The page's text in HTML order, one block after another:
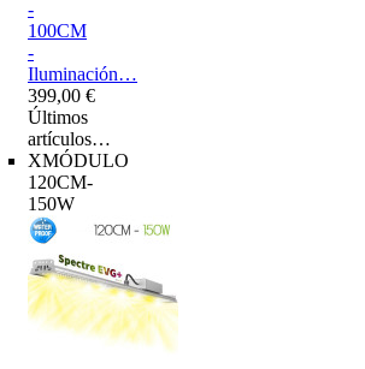
-
100CM
-
Iluminación…
399,00 €
Últimos
artículos…
XMÓDULO
120CM-
150W